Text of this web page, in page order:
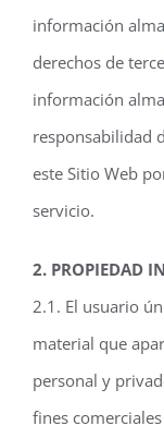
información
derechos de
información
responsabilidad
este Sitio Web
servicio.
2. PROPIEDAD
2.1. El usuario
material que
personal y
fines